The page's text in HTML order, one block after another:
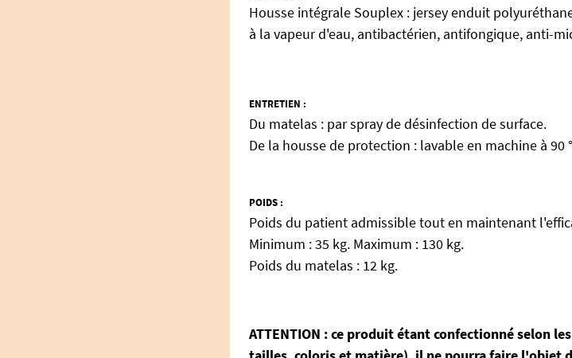
Housse intégrale Souplex : jersey enduit
à la vapeur d'eau, antibactérien, antifongique, anti-
ENTRETIEN :
Du matelas : par spray de désinfection de surface.
De la housse de protection : lavable en machine à 90
POIDS :
Poids du patient admissible tout en maintenant
Minimum : 35 kg. Maximum : 130 kg.
Poids du matelas : 12 kg.
ATTENTION : ce produit étant confectionné selon